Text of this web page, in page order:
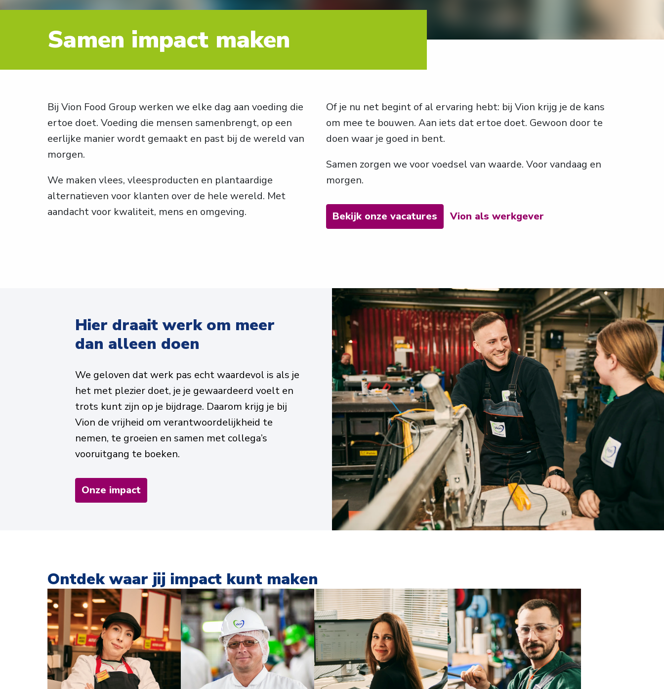
Samen impact maken
Bij Vion Food Group werken we elke dag aan voeding die
ertoe doet. Voeding die mensen samenbrengt, op een
eerlijke manier wordt gemaakt en past bij de wereld van
morgen.
We maken vlees, vleesproducten en plantaardige
alternatieven voor klanten over de hele wereld. Met
aandacht voor kwaliteit, mens en omgeving.
Of je nu net begint of al ervaring hebt: bij Vion krijg je de kans
om mee te bouwen. Aan iets dat ertoe doet. Gewoon door te
doen waar je goed in bent.
Samen zorgen we voor voedsel van waarde. Voor vandaag en
morgen.
Bekijk onze vacatures Vion als werkgever
Hier draait werk om meer
dan alleen doen
We geloven dat werk pas echt waardevol is als je
het met plezier doet, je je gewaardeerd voelt en
trots kunt zijn op je bijdrage. Daarom krijg je bij
Vion de vrijheid om verantwoordelijkheid te
nemen, te groeien en samen met collega’s
vooruitgang te boeken.
Onze impact
Ontdek waar jij impact kunt maken